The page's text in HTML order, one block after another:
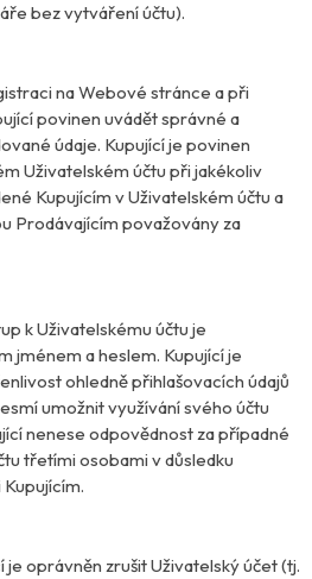
bez vytváření účtu).
na Webové stránce a při
povinen uvádět správné a
údaje. Kupující je povinen
Uživatelském účtu při jakékoliv
Kupujícím v Uživatelském účtu a
Prodávajícím považovány za
k Uživatelskému účtu je
jménem a heslem. Kupující je
ohledně přihlašovacích údajů
umožnit využívání svého účtu
nenese odpovědnost za případné
třetími osobami v důsledku
je oprávněn zrušit Uživatelský účet (tj.